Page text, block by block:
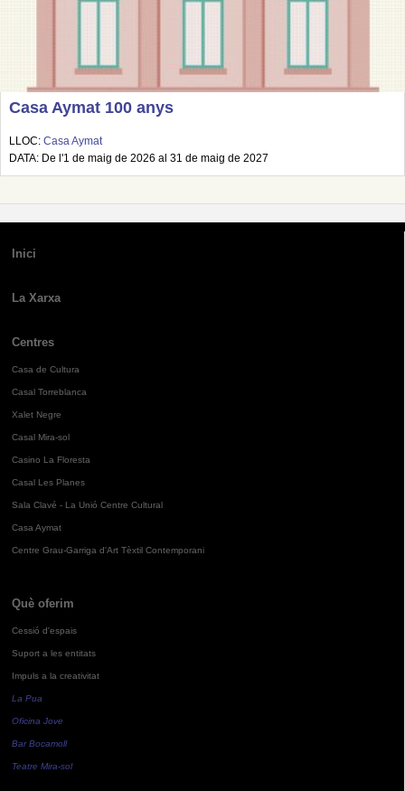
Casa Aymat 100 anys
LLOC: Casa Aymat
DATA: De l'1 de maig de 2026 al 31 de maig de 2027
Inici
La Xarxa
Centres
Casa de Cultura
Casal Torreblanca
Xalet Negre
Casal Mira-sol
Casino La Floresta
Casal Les Planes
Sala Clavé - La Unió Centre Cultural
Casa Aymat
Centre Grau-Garriga d'Art Tèxtil Contemporani
Què oferim
Cessió d'espais
Suport a les entitats
Impuls a la creativitat
La Pua
Oficina Jove
Bar Bocamoll
Teatre Mira-sol